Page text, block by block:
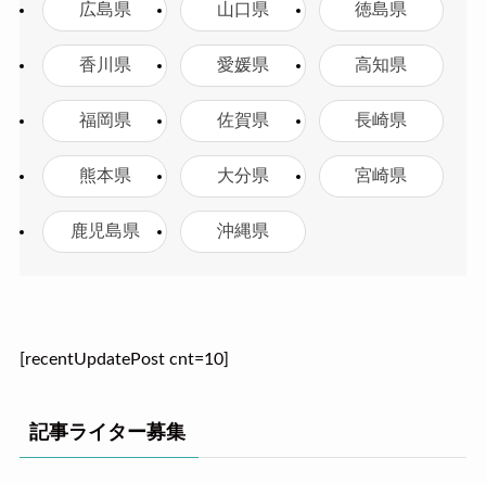
広島県 山口県 徳島県
香川県 愛媛県 高知県
福岡県 佐賀県 長崎県
熊本県 大分県 宮崎県
鹿児島県 沖縄県
[recentUpdatePost cnt=10]
記事ライター募集